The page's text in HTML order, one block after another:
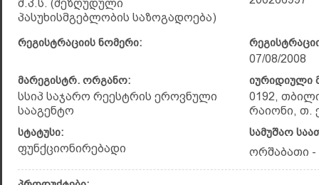
შ.პ.ს. (შეზღუდული
პასუხისმგებლობის საზოგადოება)
რეგისტრაციის ნომერი:
07/08/2008
მარეგისტრ. ორგანო:
სსიპ საჯარო რეესტრის ეროვნული
სააგენტო
იურიდიული
0192,
რაიონი, თ.
სტატუსი:
ფუნქციონირებადი
სამუშაო
ორშაბათი -